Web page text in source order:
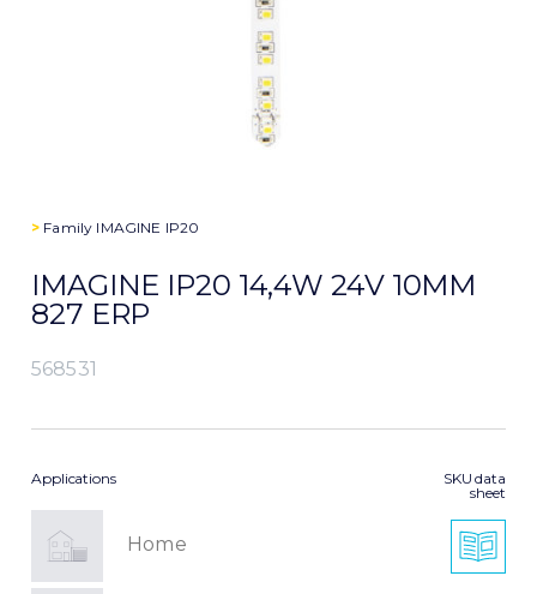
> Family IMAGINE IP20
IMAGINE IP20 14,4W 24V 10MM
827 ERP
568531
Applications
Home
SKU data
sheet